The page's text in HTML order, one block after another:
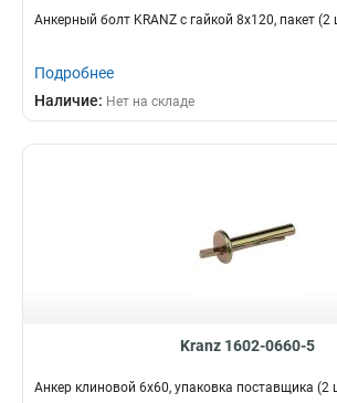
Анкерный болт KRANZ с гайкой 8х120, пакет (2
Подробнее
Наличие: Нет на складе
Kranz 1602-0660-5
Анкер клиновой 6х60, упаковка поставщика (2